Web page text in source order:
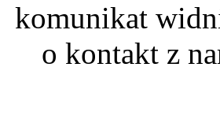
komunikat
o kontakt z